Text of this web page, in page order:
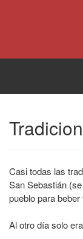
Casi todas las
San Sebastián
pueblo para
Al otro día solo